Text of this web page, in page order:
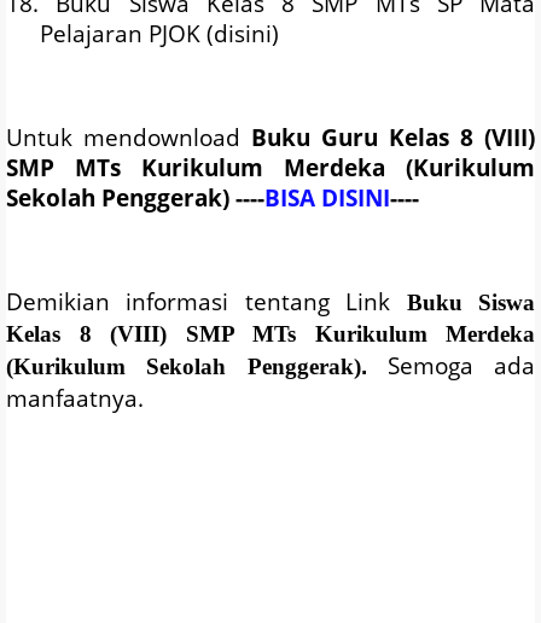
Pelajaran PJOK (disini)
Untuk mendownload Buku Guru Kelas 8 (VIII)
SMP MTs Kurikulum Merdeka (Kurikulum
Sekolah Penggerak) ----BISA DISINI----
Demikian informasi tentang Link
Buku Siswa
Kelas 8 (VIII) SMP MTs Kurikulum Merdeka
(Kurikulum Sekolah Penggerak). Semoga ada
manfaatnya.